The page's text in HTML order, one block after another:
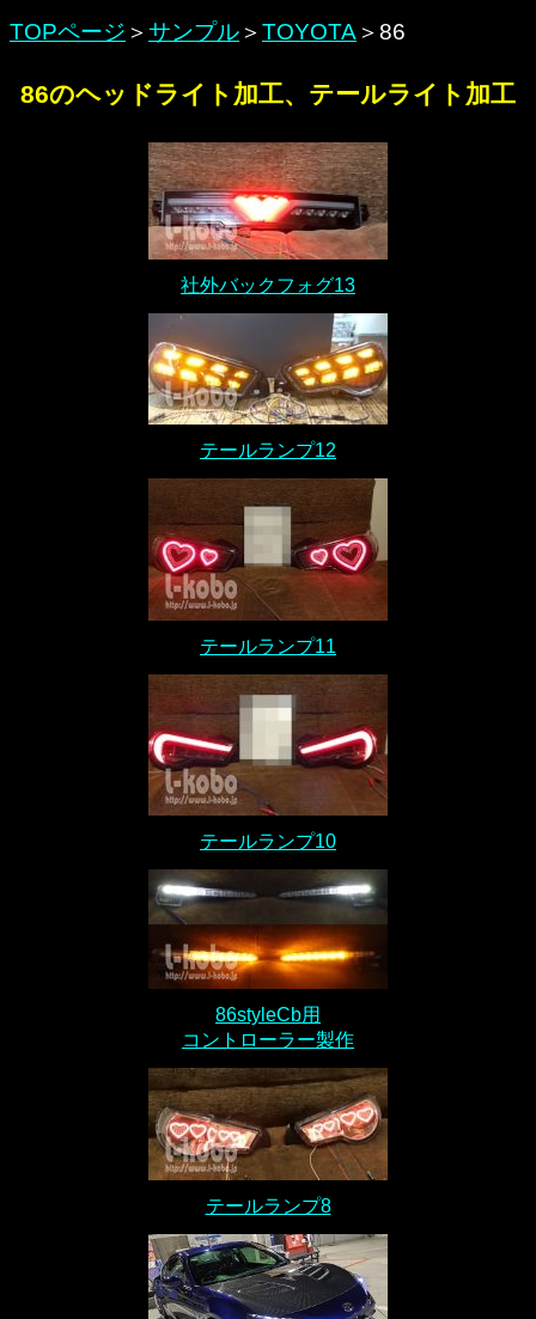
TOPページ ＞サンプル＞TOYOTA ＞86
86のヘッドライト加工、テールライト加工
社外バックフォグ13
テールランプ12
テールランプ11
テールランプ10
86styleCb用
コントローラー製作
テールランプ8